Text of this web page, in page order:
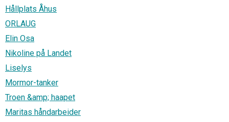
Hållplats Åhus
ORLAUG
Elin Osa
Nikoline på Landet
Liselys
Mormor-tanker
Troen &amp; haapet
Maritas håndarbeider